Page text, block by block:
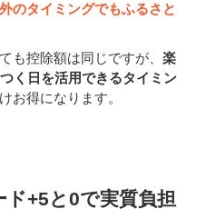
のタイミングでもふるさと
も控除額は同じですが、 楽
く日を活用できるタイミン
お得になります。
ド+5と0で実質負担